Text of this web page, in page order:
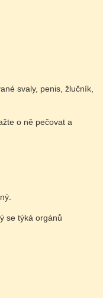
svaly, penis, žlučník,
o ně pečovat a
se týká orgánů